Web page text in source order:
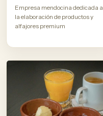
Empresa mendocina dedicada a
la elaboración de productos y
alfajores premium